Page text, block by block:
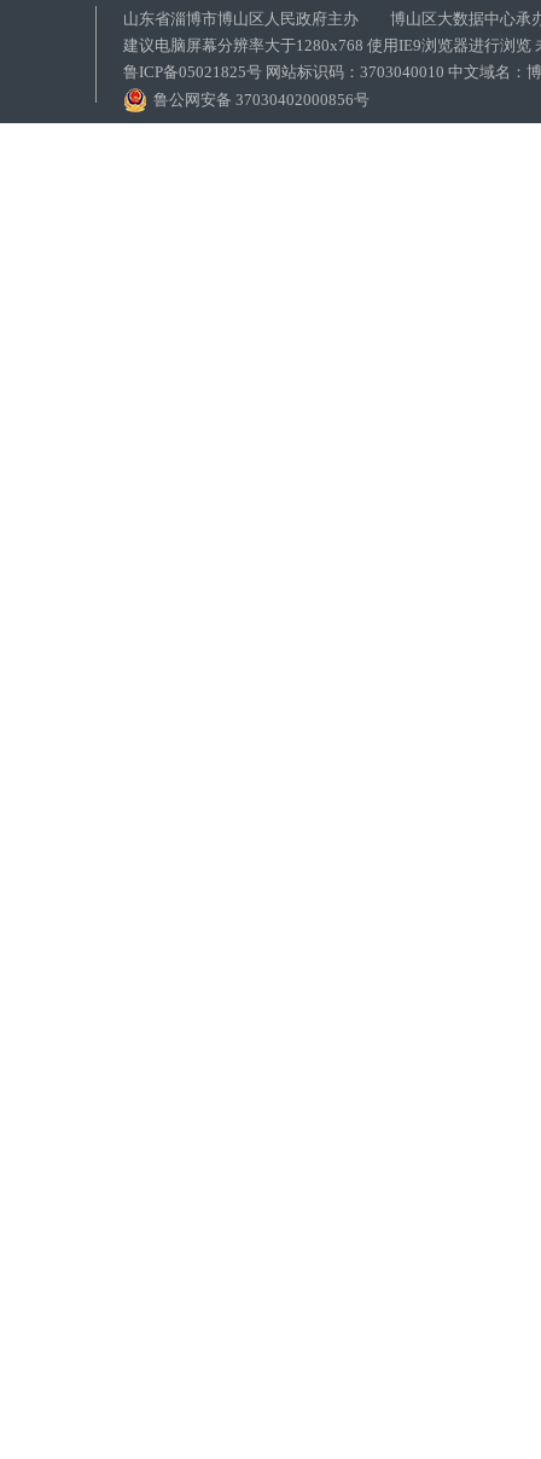
山东省淄博市博山区人民政府主办 博山区大数据中心承
建议电脑屏幕分辨率大于1280x768 使用IE9浏览器进行浏览
鲁ICP备05021825号 网站标识码：3703040010 中文域名：
鲁公网安备 37030402000856号